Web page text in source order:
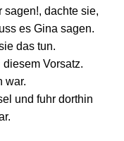
sagen!, dachte sie,
es Gina sagen.
das tun.
diesem Vorsatz.
war.
und fuhr dorthin